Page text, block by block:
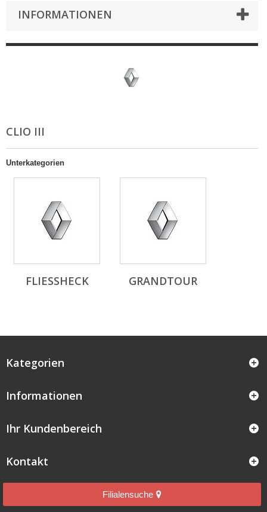
INFORMATIONEN
CLIO III
Unterkategorien
FLIESSHECK GRANDTOUR
Kategorien
Informationen
Ihr Kundenbereich
Kontakt
Filialensuche